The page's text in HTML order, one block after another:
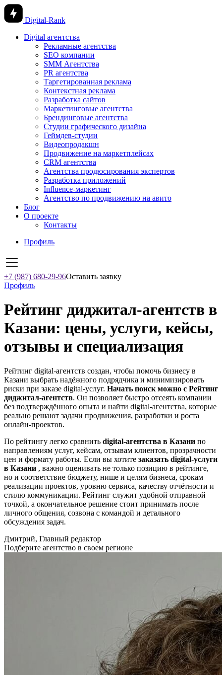
Digital-Rank
Digital агентства
Рекламные агентства
SEO компании
SMM Агентства
PR агентства
Таргетированная реклама
Контекстная реклама
Разработка сайтов
Маркетинговые агентства
Брендинговые агентства
Студии графического дизайна
Геймдев-студии
Видеопродакшн
Продвижение на маркетплейсах
CRM агентства
Агентства продюсирования экспертов
Разработка приложений
Influence-маркетинг
Агентство по продвижению на авито
Блог
О проекте
Контакты
Профиль
+7 (987) 680-29-96Оставить заявку
Профиль
Рейтинг диджитал-агентств в
Казани: цены, услуги, кейсы,
отзывы и специализация
Рейтинг digital-агентств создан, чтобы помочь бизнесу в
Казани выбрать надёжного подрядчика и минимизировать
риски при заказе digital-услуг. Начать поиск можно с Рейтинг
диджитал-агентств. Он позволяет быстро отсеять компании
без подтверждённого опыта и найти digital-агентства, которые
реально решают задачи продвижения, разработки и роста
онлайн-проектов.
По рейтингу легко сравнить digital-агентства в Казани по
направлениям услуг, кейсам, отзывам клиентов, прозрачности
цен и формату работы. Если вы хотите заказать digital-услуги
в Казани , важно оценивать не только позицию в рейтинге,
но и соответствие бюджету, нише и целям бизнеса, срокам
реализации проектов, уровню сервиса, качеству отчётности и
стилю коммуникации. Рейтинг служит удобной отправной
точкой, а окончательное решение стоит принимать после
личного общения, созвона с командой и детального
обсуждения задач.
Дмитрий, Главный редактор
Подберите агентство в своем регионе